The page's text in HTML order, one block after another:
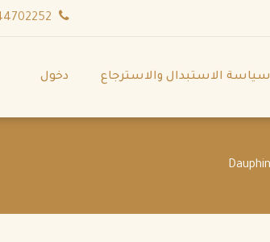
سياسة الاستبدال والاسترجاع دخول